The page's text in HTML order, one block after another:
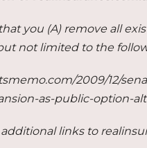
you (A) remove all
not limited to the
2009/12/
as-public-option-
links to